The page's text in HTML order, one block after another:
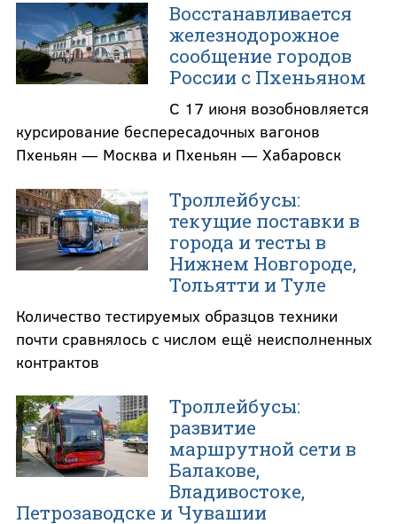
Восстанавливается
железнодорожное
сообщение городов
России с Пхеньяном
С 17 июня возобновляется
курсирование беспересадочных вагонов
Пхеньян — Москва и Пхеньян — Хабаровск
Троллейбусы:
текущие поставки в
города и тесты в
Нижнем Новгороде,
Тольятти и Туле
Количество тестируемых образцов техники
почти сравнялось с числом ещё неисполненных
контрактов
Троллейбусы:
развитие
маршрутной сети в
Балакове,
Владивостоке,
Петрозаводске и Чувашии